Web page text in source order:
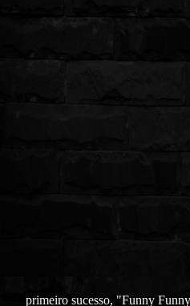
primeiro sucesso, "Funny